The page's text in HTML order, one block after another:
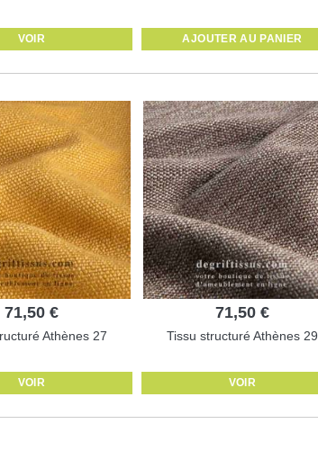
VOIR AJOUTER AU PANIER
71,50 €
Athènes 27
VOIR
71,50 €
Tissu structuré Athènes 29
VOIR